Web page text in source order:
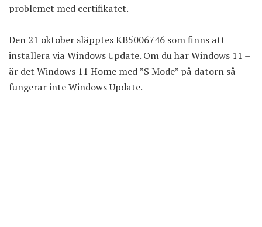
problemet med certifikatet.
Den 21 oktober släpptesKB5006746 som finns att
installera via Windows Update. Om du har Windows 11 –
är det Windows 11 Home med ”S Mode” på datorn så
fungerar inte Windows Update.